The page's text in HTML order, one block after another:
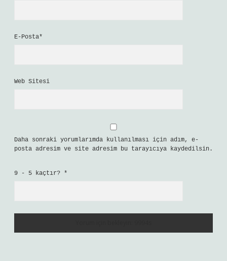
E-Posta*
Web Sitesi
Daha sonraki yorumlarımda kullanılması için adım, e-
posta adresim ve site adresim bu tarayıcıya kaydedilsin.
9 - 5 kaçtır? *